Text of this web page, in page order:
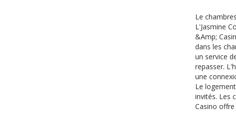
Le
L'Jasmine
&Amp;
dans les
un service
repasser.
une
Le
invités. Les
Casino